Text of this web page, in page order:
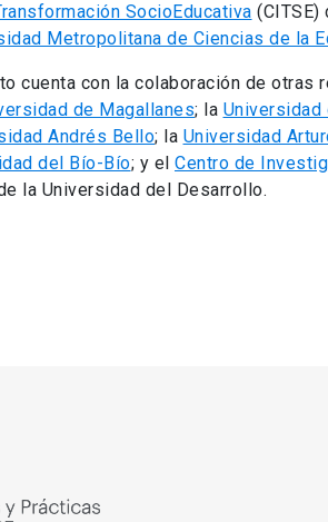
SocioEducativa (CITSE)
Metropolitana de Ciencias de la
cuenta con la colaboración de otras
de Magallanes; la Universidad
Andrés Bello; la Universidad
del Bío-Bío; y el Centro de
la Universidad del Desarrollo.